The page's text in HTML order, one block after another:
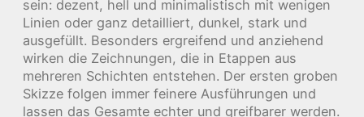
sein: dezent, hell und minimalistisch mit wenigen
Linien oder ganz detailliert, dunkel, stark und
ausgefüllt. Besonders ergreifend und anziehend
wirken die Zeichnungen, die in Etappen aus
mehreren Schichten entstehen. Der ersten groben
Skizze folgen immer feinere Ausführungen und
lassen das Gesamte echter und greifbarer werden.